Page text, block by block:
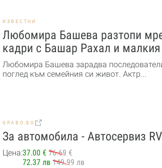
ИЗВЕСТНИ
Любомира Башева разтопи
кадри с Башар Рахал и
Любомира Башева зарадва
поглед към семейния си живот. Актр...
GRABO.BG
За автомобила - Автосервиз
Цена:37.00 € 76.69 €
72.37 лв 149.99 лв